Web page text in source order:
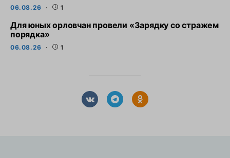
06.08.26 1
Для юных орловчан провели «Зарядку со стражем
порядка»
06.08.26 1